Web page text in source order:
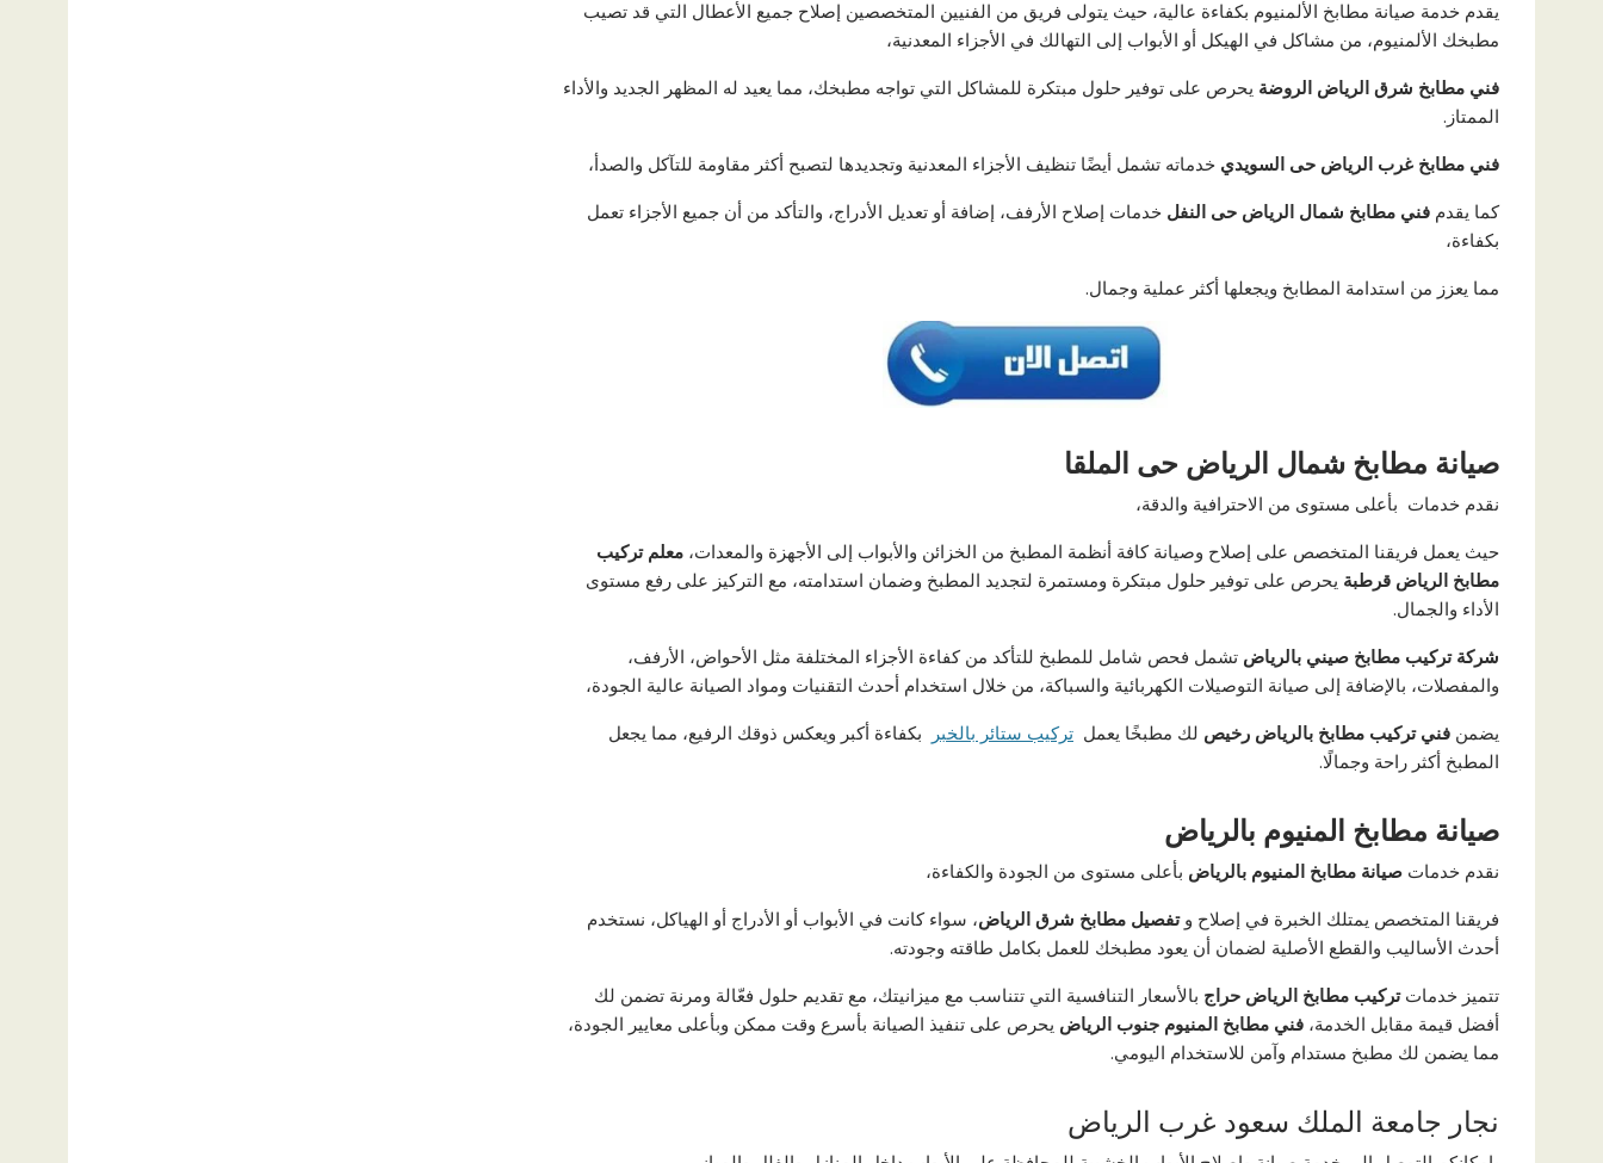
يقدم خدمة صيانة مطابخ الألمنيوم بكفاءة عالية، حيث يتولى فريق من الفنيين المتخصصين إصلاح جميع الأعطال التي قد تصيب
مطبخك الألمنيوم، من مشاكل في الهيكل أو الأبواب إلى التهالك في الأجزاء المعدنية،
فني مطابخ شرق الرياض الروضة يحرص على توفير حلول مبتكرة للمشاكل التي تواجه مطبخك، مما يعيد له المظهر الجديد والأداء
الممتاز.
فني مطابخ غرب الرياض حى السويدي خدماته تشمل أيضًا تنظيف الأجزاء المعدنية وتجديدها لتصبح أكثر مقاومة للتآكل والصدأ،
كما يقدم فني مطابخ شمال الرياض حى النفل خدمات إصلاح الأرفف، إضافة أو تعديل الأدراج، والتأكد من أن جميع الأجزاء تعمل
بكفاءة،
مما يعزز من استدامة المطابخ ويجعلها أكثر عملية وجمال.
صيانة مطابخ شمال الرياض حى الملقا
نقدم خدمات بأعلى مستوى من الاحترافية والدقة،
حيث يعمل فريقنا المتخصص على إصلاح وصيانة كافة أنظمة المطبخ من الخزائن والأبواب إلى الأجهزة والمعدات، معلم تركيب
مطابخ الرياض قرطبة يحرص على توفير حلول مبتكرة ومستمرة لتجديد المطبخ وضمان استدامته، مع التركيز على رفع مستوى
الأداء والجمال.
شركة تركيب مطابخ صيني بالرياض تشمل فحص شامل للمطبخ للتأكد من كفاءة الأجزاء المختلفة مثل الأحواض، الأرفف،
والمفصلات، بالإضافة إلى صيانة التوصيلات الكهربائية والسباكة، من خلال استخدام أحدث التقنيات ومواد الصيانة عالية الجودة،
يضمن فني تركيب مطابخ بالرياض رخيص لك مطبخًا يعمل تركيب ستائر بالخبر
بكفاءة أكبر ويعكس ذوقك الرفيع، مما يجعل
المطبخ أكثر راحة وجمالًا.
صيانة مطابخ المنيوم بالرياض
نقدم خدمات صيانة مطابخ المنيوم بالرياض بأعلى مستوى من الجودة والكفاءة،
فريقنا المتخصص يمتلك الخبرة في إصلاح وتفصيل مطابخ شرق الرياض، سواء كانت في الأبواب أو الأدراج أو الهياكل، نستخدم
أحدث الأساليب والقطع الأصلية لضمان أن يعود مطبخك للعمل بكامل طاقته وجودته.
تتميز خدماتتركيب مطابخ الرياض حراج بالأسعار التنافسية التي تتناسب مع ميزانيتك، مع تقديم حلول فعّالة ومرنة تضمن لك
أفضل قيمة مقابل الخدمة، فني مطابخ المنيوم جنوب الرياض يحرص على تنفيذ الصيانة بأسرع وقت ممكن وبأعلى معايير الجودة،
مما يضمن لك مطبخ مستدام وآمن للاستخدام اليومي.
نجار جامعة الملك سعود غرب الرياض